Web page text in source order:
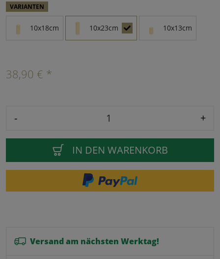
VARIANTEN
10x18cm 10x23cm 10x13cm
38,90 € *
- +
IN DEN WARENKORB
Versand am nächsten Werktag!